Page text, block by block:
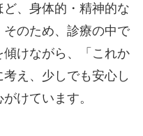
、身体的・精神的な
のため、診療の中で
けながら、「これか
え、少しでも安心し
けています。